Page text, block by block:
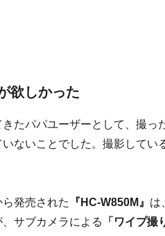
欲しかった
たパパユーザーとして、撮っ
ないことでした。撮影してい
発売された 『HC-W850M』 は
サブカメラによる
「ワイプ撮